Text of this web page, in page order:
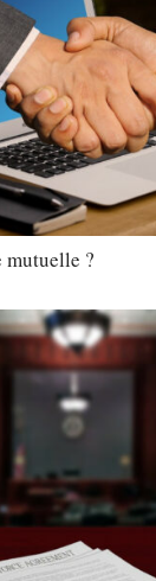
mutuelle ?